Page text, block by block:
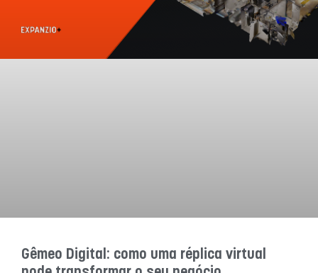
Gêmeo Digital: como uma réplica virtual